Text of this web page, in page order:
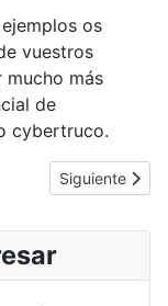
os
vuestros
más
de
cybertruco.
locales aArtículo
Siguiente